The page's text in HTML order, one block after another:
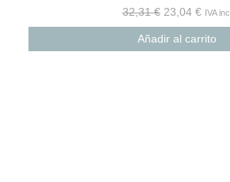
32,31€ 23,04 € IVA inc.
Añadir al carrito